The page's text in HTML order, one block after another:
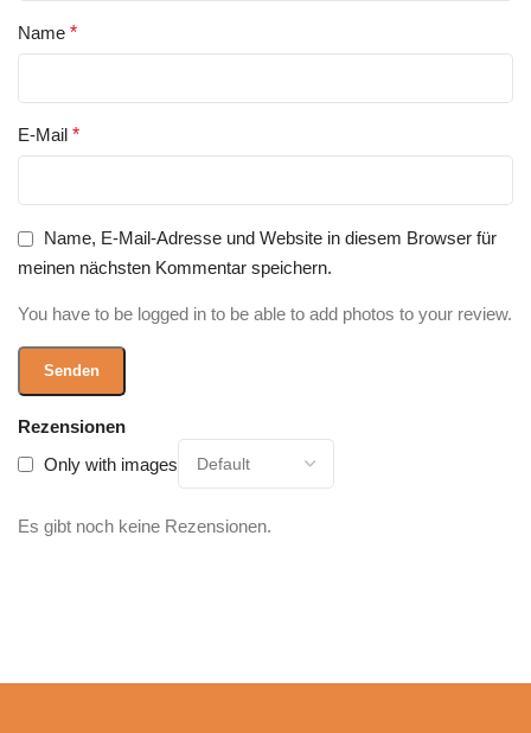
Rezensionen
Only with images
Es gibt noch keine Rezensionen.
Name *
E-Mail *
Name, E-Mail-Adresse und Website in diesem Browser für
meinen nächsten Kommentar speichern.
You have to be logged in to be able to add photos to your review.